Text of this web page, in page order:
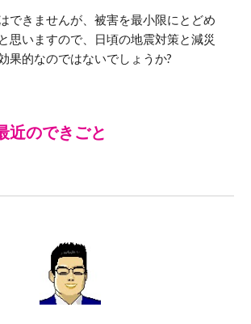
できませんが、被害を最小限にとどめ
思いますので、日頃の地震対策と減災
果的なのではないでしょうか?
近のできごと